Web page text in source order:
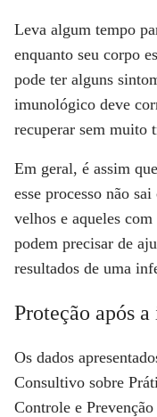
Leva algum tempo
enquanto seu corpo
pode ter alguns
imunológico deve
recuperar sem muito
Em geral, é assim
esse processo não
velhos e aqueles
podem precisar de
resultados de uma
Proteção após
Os dados
Consultivo sobre
Controle e